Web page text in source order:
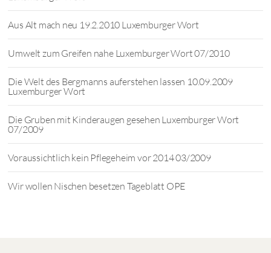
Aus Alt mach neu 19.2.2010 Luxemburger Wort
Umwelt zum Greifen nahe Luxemburger Wort 07/2010
Die Welt des Bergmanns auferstehen lassen 10.09.2009
Luxemburger Wort
Die Gruben mit Kinderaugen gesehen Luxemburger Wort
07/2009
Voraussichtlich kein Pflegeheim vor 2014 03/2009
Wir wollen Nischen besetzen Tageblatt OPE